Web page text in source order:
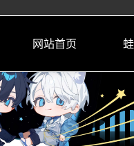
网站首页